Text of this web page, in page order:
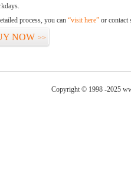
process, you can “visit here” or contact
NOW >>
Copyright © 1998 -2025